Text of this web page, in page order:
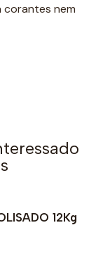
corantes nem
12Kg